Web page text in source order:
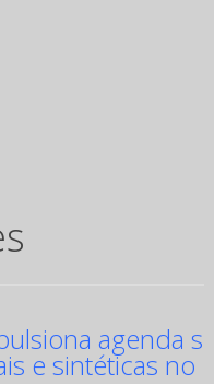
agenda
e sintéticas no